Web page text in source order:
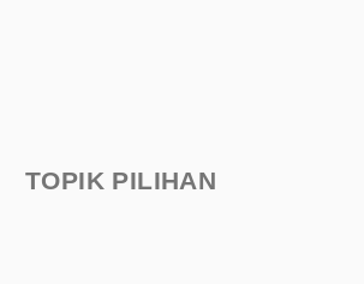
TOPIK PILIHAN